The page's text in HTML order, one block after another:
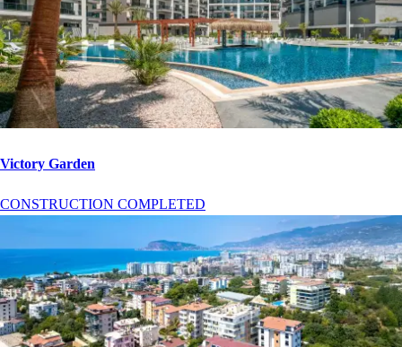
Victory Garden
CONSTRUCTION COMPLETED